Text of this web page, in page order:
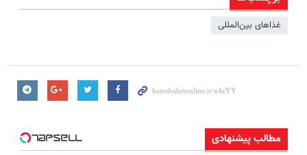
غذاهای بین‌المللی
مطالب پیشنهادی